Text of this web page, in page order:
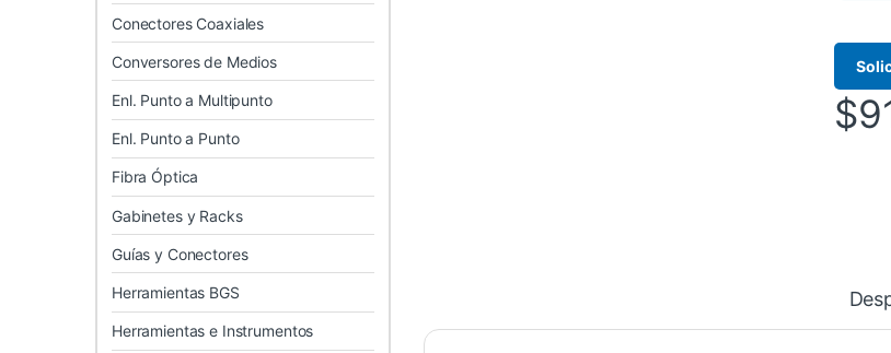
$
Conectores Coaxiales
Conversores de Medios
Enl. Punto a Multipunto
Enl. Punto a Punto
Fibra Óptica
Gabinetes y Racks
Guías y Conectores
Herramientas BGS
Herramientas e Instrumentos